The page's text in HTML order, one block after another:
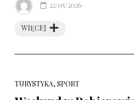
WIĘCEJ
22/05/2026
TURYSTYKA, SPORT